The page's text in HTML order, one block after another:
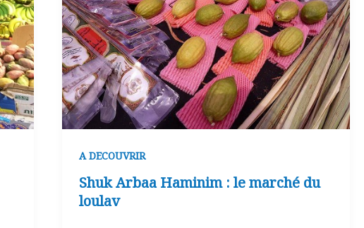
A DECOUVRIR
Shuk Arbaa Haminim : le marché du
loulav